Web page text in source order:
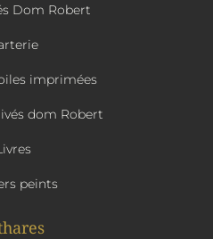
Dom Robert
imprimées
dom Robert
peints